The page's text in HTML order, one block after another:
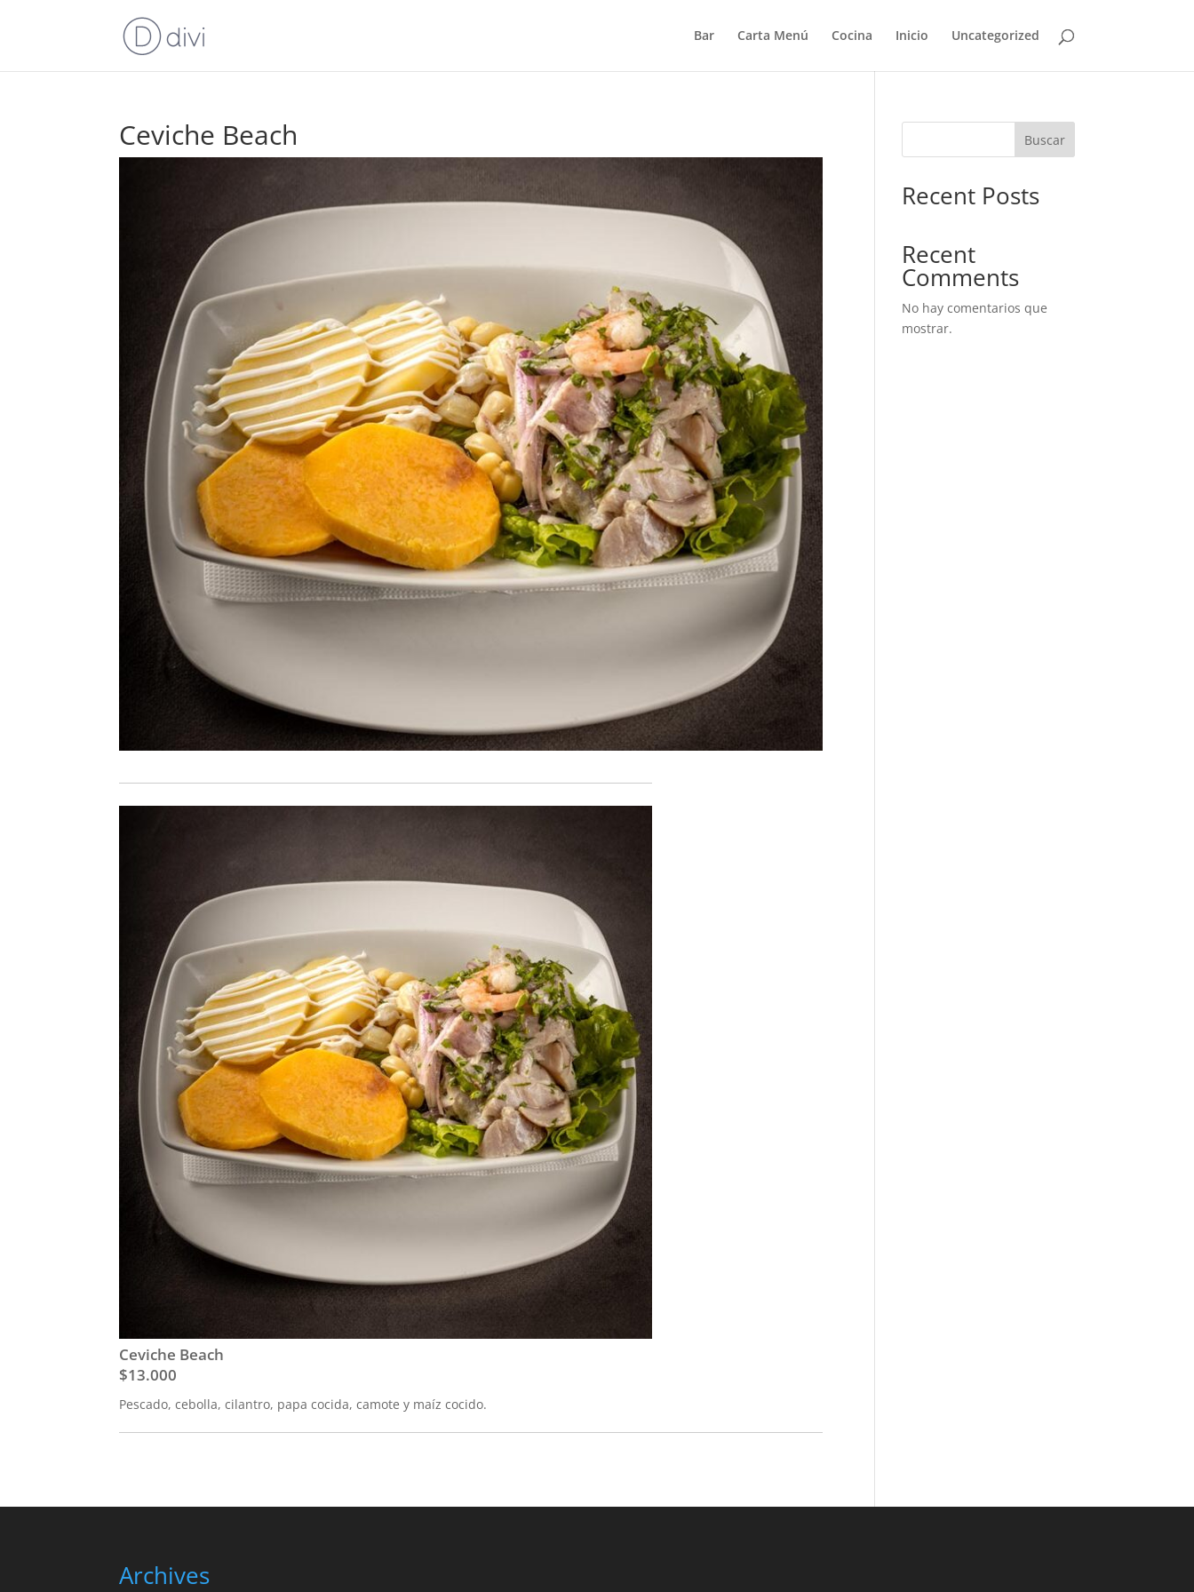
Bar Carta Menú Cocina Inicio Uncategorized
Ceviche Beach
Ceviche Beach
$13.000
Pescado, cebolla, cilantro, papa cocida, camote y maíz cocido.
Buscar
Recent Posts
Recent
Comments
No hay comentarios que
mostrar.
Archives